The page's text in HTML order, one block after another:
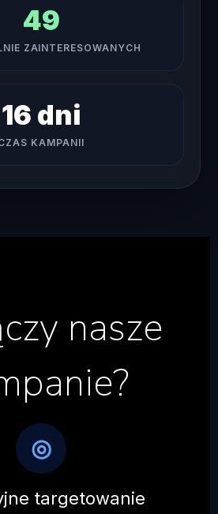
49
ZAINTERESOWANYCH
16 dni
KAMPANII
nasze
◎
targetowanie